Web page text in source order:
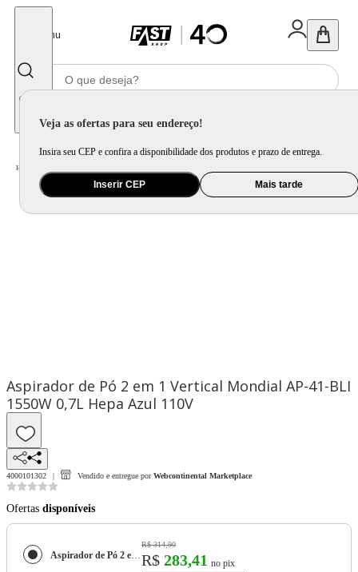
Menu
Veja as ofertas para seu endereço!
Insira seu CEP e confira a disponibilidade dos produtos e prazo de entrega.
Inserir CEP Mais tarde
Home
Aspirador de Pó 2 em 1 Vertical Mondial AP-41-BLI
1550W 0,7L Hepa Azul 110V
4000101302 Vendido e entregue por Webcontinental Marketplace
Ofertas disponíveis
Aspirador de Pó 2 em 1 Vertical Mondial AP-41-BLI 1550W 0,7L Hepa Azul 110V
R$ 314,90
R$ 283,41 no pix